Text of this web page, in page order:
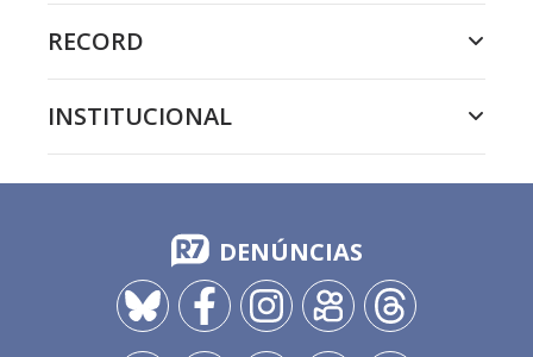
RECORD
INSTITUCIONAL
DENÚNCIAS